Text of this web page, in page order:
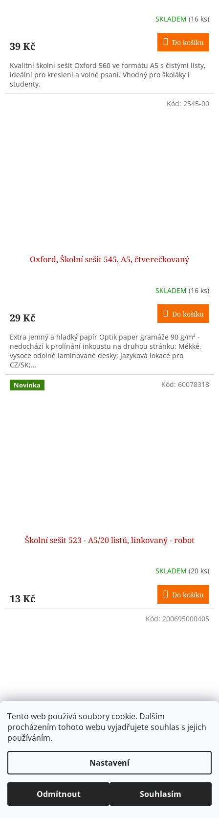
Tento web používá soubory cookie. Dalším
procházením tohoto webu vyjadřujete souhlas s jejich
používáním.
Nastavení
Odmítnout Souhlasím
SKLADEM (16 ks)
39 Kč Do košíku
Kvalitní školní sešit Oxford 560 ve formátu A5 s čistými listy,
ideální pro kreslení a volné psaní. Vhodný pro školáky i
studenty.
Oxford, Školní sešit 545, A5, čtverečkovaný
SKLADEM (16 ks)
29 Kč Do košíku
Extra jemný a hladký papír Optik paper gramáže 90 g/m² -
nedochází k prolínání inkoustu na druhou stránku; Měkké,
vysoce odolné laminované desky; Jazyková lokace pro
CZ/SK;...
Kód: 2545-00
Novinka
Školní sešit 523 - A5/20 listů, linkovaný - robot
SKLADEM (20 ks)
13 Kč Do košíku
Kód: 60078318
Školní sešit 510 – A5 čistý - 10 listů
SKLADEM(>20 ks)
Kód: 200695000405